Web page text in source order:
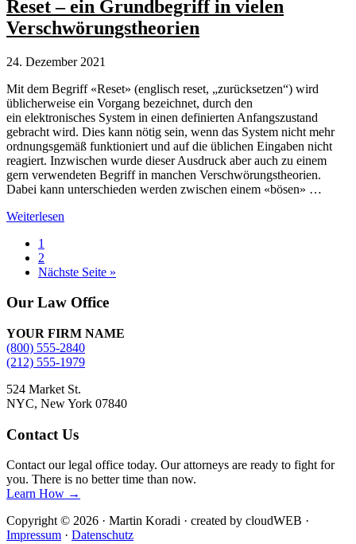
Reset – ein Grundbegriff in vielen
Verschwörungstheorien
24. Dezember 2021
Mit dem Begriff «Reset» (englisch reset, „zurücksetzen“) wird
üblicherweise ein Vorgang bezeichnet, durch den
ein elektronisches System in einen definierten Anfangszustand
gebracht wird. Dies kann nötig sein, wenn das System nicht mehr
ordnungsgemäß funktioniert und auf die üblichen Eingaben nicht
reagiert. Inzwischen wurde dieser Ausdruck aber auch zu einem
gern verwendeten Begriff in manchen Verschwörungstheorien.
Dabei kann unterschieden werden zwischen einem «bösen» …
Reset
Grundbegriff
Verschwörungstheorien
Weiterlesen
Seite
1
Seite
2
Nächste Seite aufrufen
»
Site
Footer
Our Law Office
YOUR FIRM NAME
(800) 555-2840
(212) 555-1979
524 Market St.
NYC, New York 07840
Contact Us
Contact our legal office today. Our attorneys are ready to fight for
you. There is no better time than now.
Learn How →
Copyright © 2026 · Martin Koradi · created by cloudWEB ·
Impressum · Datenschutz